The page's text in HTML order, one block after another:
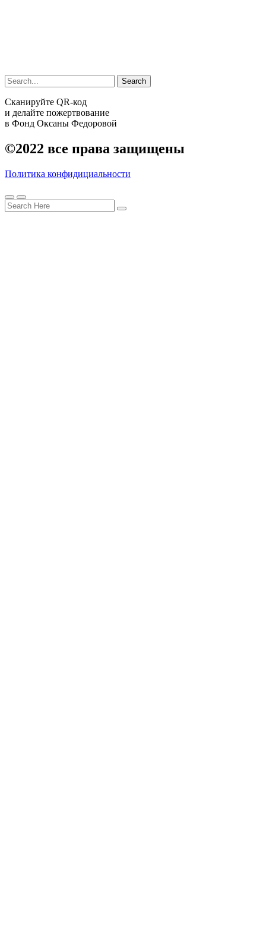
Search
Сканируйте QR-код
и делайте пожертвование
в Фонд Оксаны Федоровой
©2022 все права защищены
Политика конфидициальности